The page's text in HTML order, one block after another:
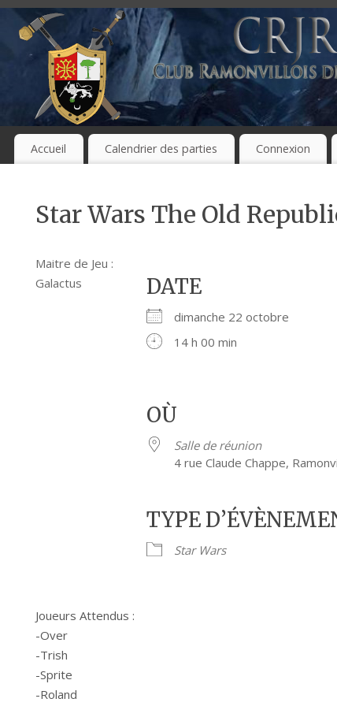
Accueil Calendrier des parties Connexion
Star Wars The Old
Maitre de Jeu :
Galactus
DATE
dimanche 22 octobre
14 h 00 min
OÙ
Salle de réunion
4 rue Claude Chappe,
TYPE
Star Wars
Joueurs Attendus :
-Over
-Trish
-Sprite
-Roland